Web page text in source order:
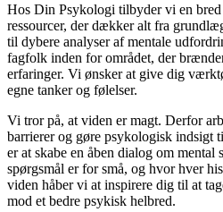
Hos Din Psykologi tilbyder vi en
ressourcer, der dækker alt fra
til dybere analyser af mentale
fagfolk inden for området, der
erfaringer. Vi ønsker at give dig
egne tanker og følelser.
Vi tror på, at viden er magt. Derfor
barrierer og gøre psykologisk indsigt
er at skabe en åben dialog om mental
spørgsmål er for små, og hvor hver
viden håber vi at inspirere dig til at
mod et bedre psykisk helbred.